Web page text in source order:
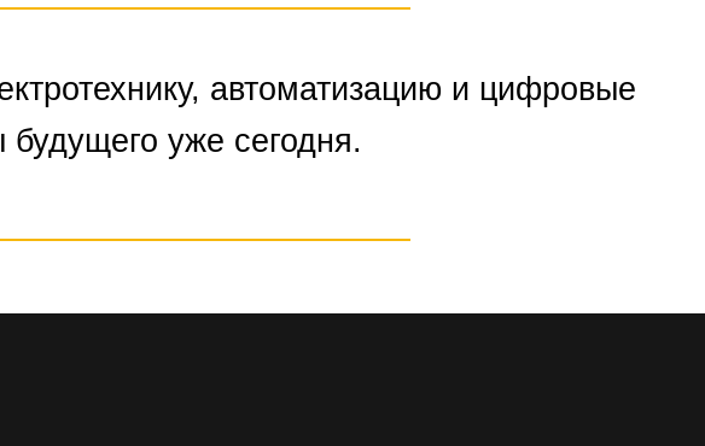
автоматизацию и цифровые
будущего уже сегодня.